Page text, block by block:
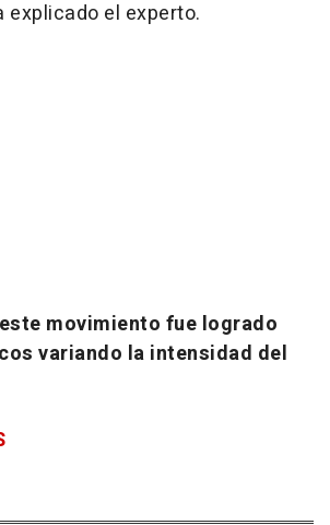
explicado el experto.
movimiento fue logrado
variando la intensidad del